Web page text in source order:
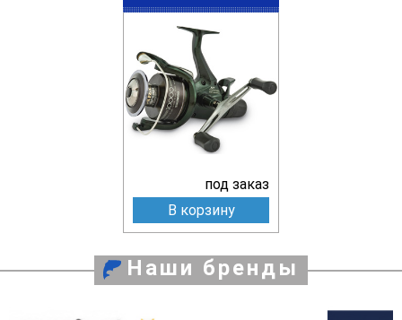
под заказ
В корзину
Наши бренды